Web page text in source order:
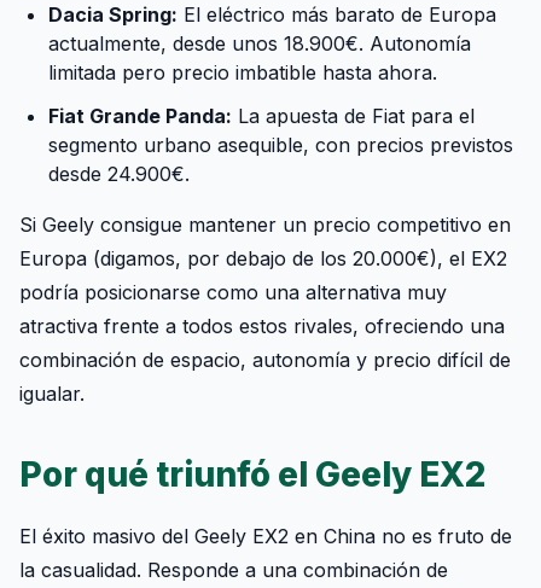
Dacia Spring: El eléctrico más barato de Europa
actualmente, desde unos 18.900€. Autonomía
limitada pero precio imbatible hasta ahora.
Fiat Grande Panda: La apuesta de Fiat para el
segmento urbano asequible, con precios previstos
desde 24.900€.
Si Geely consigue mantener un precio competitivo en
Europa (digamos, por debajo de los 20.000€), el EX2
podría posicionarse como una alternativa muy
atractiva frente a todos estos rivales, ofreciendo una
combinación de espacio, autonomía y precio difícil de
igualar.
Por qué triunfó el Geely EX2
El éxito masivo del Geely EX2 en China no es fruto de
la casualidad. Responde a una combinación de